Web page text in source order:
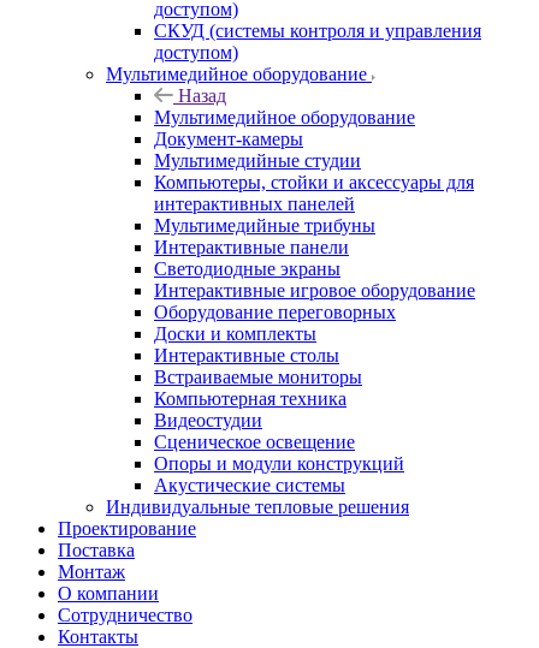
доступом)
СКУД (системы контроля и управления
доступом)
Мультимедийное оборудование
Назад
Мультимедийное оборудование
Документ-камеры
Мультимедийные студии
Компьютеры, стойки и аксессуары для
интерактивных панелей
Мультимедийные трибуны
Интерактивные панели
Светодиодные экраны
Интерактивные игровое оборудование
Оборудование переговорных
Доски и комплекты
Интерактивные столы
Встраиваемые мониторы
Компьютерная техника
Видеостудии
Cценическое освещение
Опоры и модули конструкций
Акустические системы
Индивидуальные тепловые решения
Проектирование
Поставка
Монтаж
О компании
Сотрудничество
Контакты